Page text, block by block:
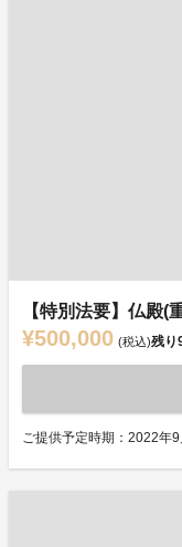
【特別法要】仏殿(
¥500,000 (税込)残り
ご提供予定時期：2022年